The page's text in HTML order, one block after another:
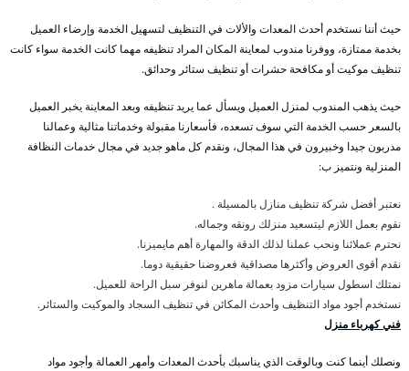
حيث أننا نستخدم أحدث المعدات والألات في التنظيف لتسهيل الخدمة وإرضاء العميل
بخدمة ممتازة، ووفرنا مندوب لمعاينة المكان المراد تنظيفه مهما كانت الخدمة سواء كانت
تنظيف موكيت أو مكافحة حشرات أو تنظيف ستائر وحدائق.
حيث يذهب المندوب لمنزل العميل ويسأل عما يريد تنظيفه وبعد المعاينة يخبر العميل
بالسعر حسب الخدمة التي سوف تسعده، فأسعارنا مقبولة وخدماتنا مثالية وعمالنا
مدربون جيدا وخبيرون في هذا المجال، ونقدم كل ماهو جديد في مجال خدمات النظافة
المنزلية ونتميز ب:
نعتبر أفضل شركة تنظيف منازل بالمسيلة .
نقوم بعمل اللازم ليتسعيد منزلك رونقه وجماله.
نحترم عملائنا ونحب عملنا لذلك الدقة والمهارة أهم مايميزنا.
نقدم أقوى العروض وأكثرها مصداقية فعروضنا حقيقية دوما.
نمتلك اسطول سيارات مزود بعمالة ماهرين لنوفر سبل الراحة للعميل.
نستخدم أجود مواد التنظيف وأحدث المكائن في تنظيف السجاد والموكيت والستائر.
فني كهرباء منزل
ونصلك أينما كنت وبالوقت الذي يناسبك بأحدث المعدات وأمهر العمالة وأجود مواد